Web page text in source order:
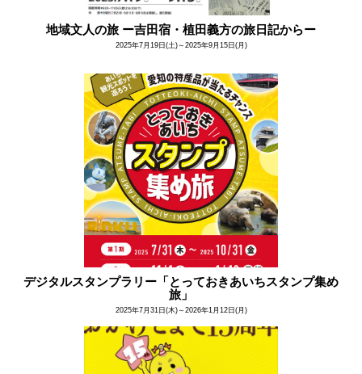
地域文人の旅 ー吉田宿・植田義方の旅日記からー
2025年7月19日(土)～2025年9月15日(月)
デジタルスタンプラリー「とっておきあいちスタンプ集め
旅」​
2025年7月31日(木)～2026年1月12日(月)